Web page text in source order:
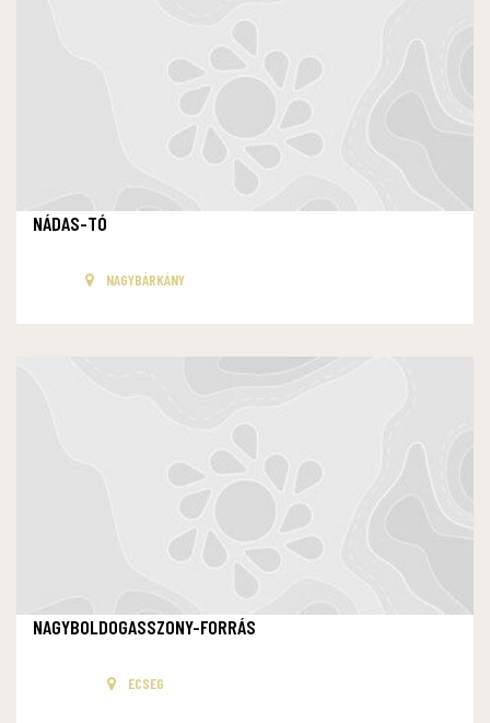
NÁDAS-TÓ
NAGYBÁRKÁNY
NAGYBOLDOGASSZONY-FORRÁS
ECSEG